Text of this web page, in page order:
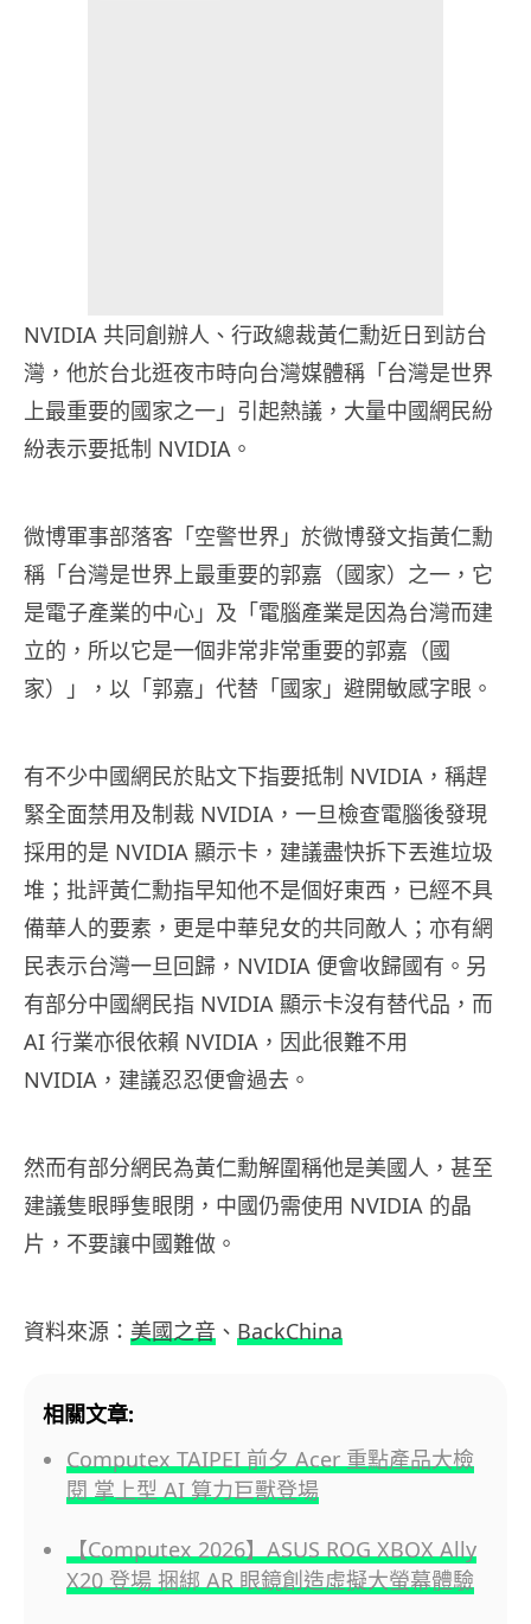
NVIDIA 共同創辦人、行政總裁黃仁勳近日到訪台
灣，他於台北逛夜市時向台灣媒體稱「台灣是世界
上最重要的國家之一」引起熱議，大量中國網民紛
紛表示要抵制 NVIDIA。
微博軍事部落客「空警世界」於微博發文指黃仁勳
稱「台灣是世界上最重要的郭嘉（國家）之一，它
是電子產業的中心」及「電腦產業是因為台灣而建
立的，所以它是一個非常非常重要的郭嘉（國
家）」，以「郭嘉」代替「國家」避開敏感字眼。
有不少中國網民於貼文下指要抵制 NVIDIA，稱趕
緊全面禁用及制裁 NVIDIA，一旦檢查電腦後發現
採用的是 NVIDIA 顯示卡，建議盡快拆下丟進垃圾
堆；批評黃仁勳指早知他不是個好東西，已經不具
備華人的要素，更是中華兒女的共同敵人；亦有網
民表示台灣一旦回歸，NVIDIA 便會收歸國有。另
有部分中國網民指 NVIDIA 顯示卡沒有替代品，而
AI 行業亦很依賴 NVIDIA，因此很難不用
NVIDIA，建議忍忍便會過去。
然而有部分網民為黃仁勳解圍稱他是美國人，甚至
建議隻眼睜隻眼閉，中國仍需使用 NVIDIA 的晶
片，不要讓中國難做。
資料來源： 美國之音 、 BackChina
相關文章:
Computex TAIPEI 前夕 Acer 重點產品大檢
閱 掌上型 AI 算力巨獸登場
【Computex 2026】ASUS ROG XBOX Ally
X20 登場 捆綁 AR 眼鏡創造虛擬大螢幕體驗